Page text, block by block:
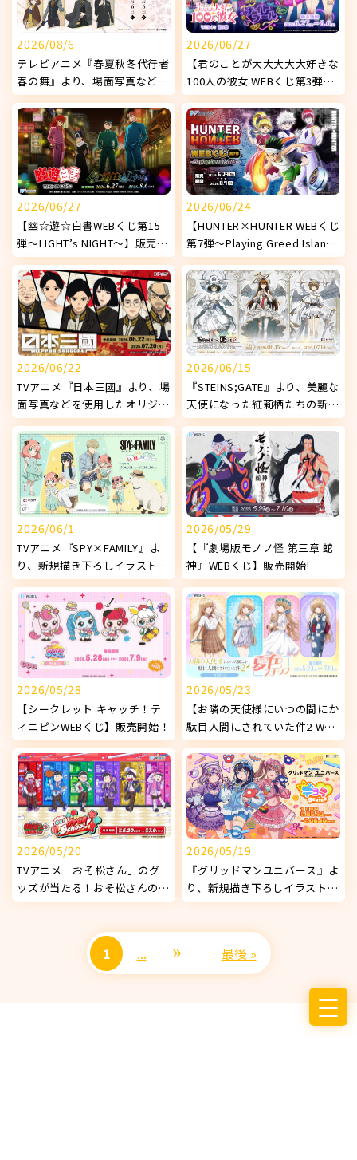
2026/08/6
テレビアニメ『春夏秋冬代行者
春の舞』より、場面写真などを
使用したオリジナルグッズが発
売決定！
2026/06/27
【君のことが大大大大大好きな
100人の彼女 WEBくじ第3弾
『DokiDoki♡ナイトプール
1st.』】販売開始！
2026/06/27
【幽☆遊☆白書WEBくじ第15
弾～LIGHT’s NIGHT～】販売開
始!
2026/06/24
【HUNTER×HUNTER WEBくじ
第7弾～Playing Greed Island!
～】販売開始！
2026/06/22
TVアニメ『日本三國』より、場
面写真などを使用したオリジナ
ルグッズが発売決定！
2026/06/15
『STEINS;GATE』より、美麗な
天使になった紅莉栖たちの新オ
リジナルグッズが発売決定！
2026/06/1
TVアニメ『SPY×FAMILY』よ
り、新規描き下ろしイラストを
使用したオリジナルグッズが発
売決定！
2026/05/29
【『劇場版モノノ怪 第三章 蛇
神』WEBくじ】販売開始!
2026/05/28
【シークレット キャッチ！テ
ィニピンWEBくじ】販売開始！
2026/05/23
【お隣の天使様にいつの間にか
駄目人間にされていた件2 WEB
くじ ～夏色スナップ～】販売
開始!
2026/05/20
TVアニメ「おそ松さん」のグ
ッズが当たる！おそ松さんの
WEBくじ 第29弾 『Our Free
2026/05/19
『グリッドマンユニバース』よ
り、新規描き下ろしイラストを
使用したオリジナルグッズが発
1 ... » 最後 »